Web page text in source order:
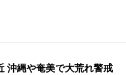
沖縄や奄美で大荒れ警戒